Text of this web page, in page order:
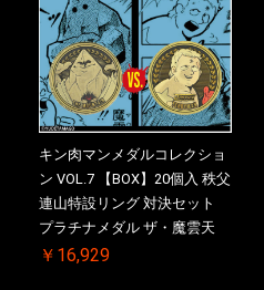
キン肉マンメダルコレクショ
ン VOL.7 【BOX】20個入 秩父
連山特設リング 対決セット
プラチナメダル ザ・魔雲天
VS. テリーマン 3.0 ケース付
￥16,929